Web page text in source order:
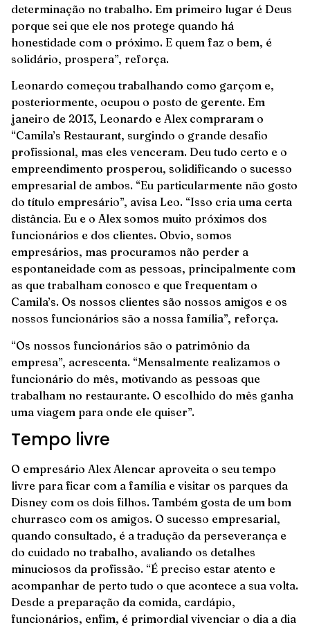
determinação no trabalho. Em primeiro lugar é Deus
porque sei que ele nos protege quando há
honestidade com o próximo. E quem faz o bem, é
solidário, prospera”, reforça.
Leonardo começou trabalhando como garçom e,
posteriormente, ocupou o posto de gerente. Em
janeiro de 2013, Leonardo e Alex compraram o
“Camila’s Restaurant, surgindo o grande desafio
profissional, mas eles venceram. Deu tudo certo e o
empreendimento prosperou, solidificando o sucesso
empresarial de ambos. “Eu particularmente não gosto
do título empresário”, avisa Leo. “Isso cria uma certa
distância. Eu e o Alex somos muito próximos dos
funcionários e dos clientes. Obvio, somos
empresários, mas procuramos não perder a
espontaneidade com as pessoas, principalmente com
as que trabalham conosco e que frequentam o
Camila’s. Os nossos clientes são nossos amigos e os
nossos funcionários são a nossa família”, reforça.
“Os nossos funcionários são o patrimônio da
empresa”, acrescenta. “Mensalmente realizamos o
funcionário do mês, motivando as pessoas que
trabalham no restaurante. O escolhido do mês ganha
uma viagem para onde ele quiser”.
Tempo livre
O empresário Alex Alencar aproveita o seu tempo
livre para ficar com a família e visitar os parques da
Disney com os dois filhos. Também gosta de um bom
churrasco com os amigos. O sucesso empresarial,
quando consultado, é a tradução da perseverança e
do cuidado no trabalho, avaliando os detalhes
minuciosos da profissão. “É preciso estar atento e
acompanhar de perto tudo o que acontece a sua volta.
Desde a preparação da comida, cardápio,
funcionários, enfim, é primordial vivenciar o dia a dia